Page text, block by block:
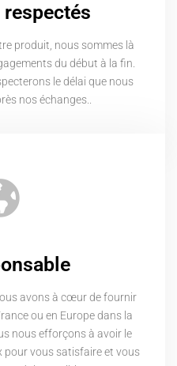
respectés
produit, nous sommes là
du début à la fin.
le délai que nous
nos échanges..
avons à cœur de fournir
ou en Europe dans la
nous efforçons à avoir le
pour vous satisfaire et vous